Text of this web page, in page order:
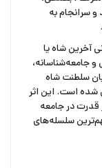
سرانجام به
آخرین شاه یا
جامعه‌شناسانه،
سلطنت شاه
شده است. این اثر
قدرت در جامعه
سلسله‌های